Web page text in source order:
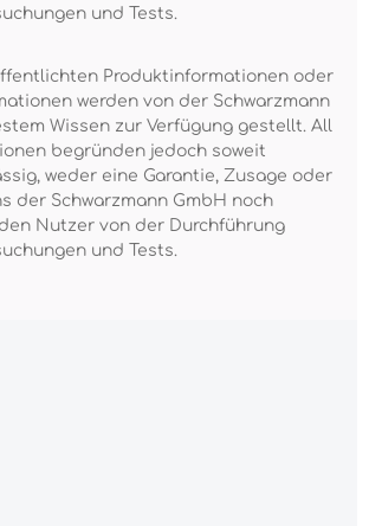
und Tests.
Produktinformationen oder
werden von der Schwarzmann
Wissen zur Verfügung gestellt. All
begründen jedoch soweit
weder eine Garantie, Zusage oder
der Schwarzmann GmbH noch
Nutzer von der Durchführung
und Tests.